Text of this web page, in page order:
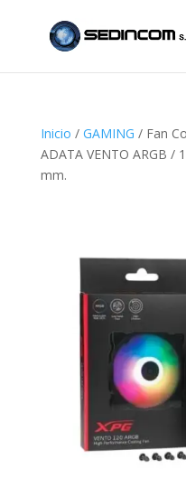
Inicio / GAMING / Fan
ADATA VENTO ARGB /
mm.